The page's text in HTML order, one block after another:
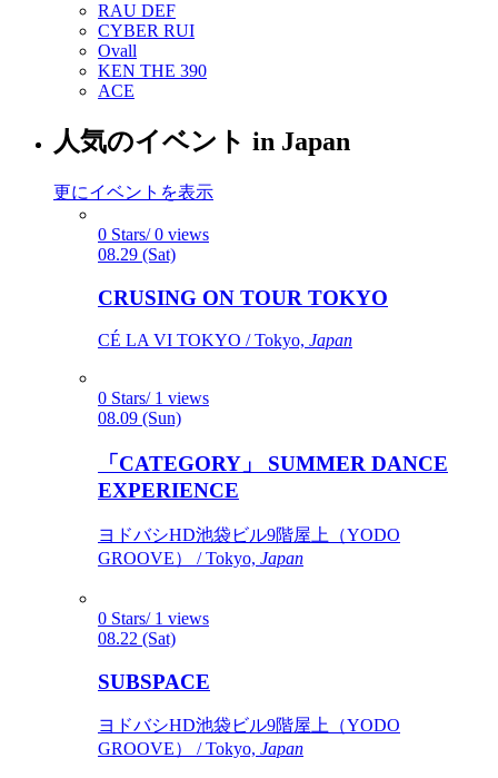
RAU DEF
CYBER RUI
Ovall
KEN THE 390
ACE
人気のイベント in Japan
更にイベントを表示
0 Stars/ 0 views
08.29 (Sat)
CRUSING ON TOUR TOKYO
CÉ LA VI TOKYO / Tokyo, Japan
0 Stars/ 1 views
08.09 (Sun)
「CATEGORY」 SUMMER DANCE
EXPERIENCE
ヨドバシHD池袋ビル9階屋上（YODO
GROOVE） / Tokyo, Japan
0 Stars/ 1 views
08.22 (Sat)
SUBSPACE
ヨドバシHD池袋ビル9階屋上（YODO
GROOVE） / Tokyo, Japan